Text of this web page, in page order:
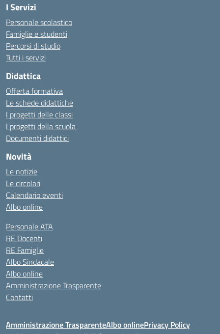
I Servizi
Personale scolastico
Famiglie e studenti
Percorsi di studio
Tutti i servizi
Didattica
Offerta formativa
Le schede didattiche
I progetti delle classi
I progetti della scuola
Documenti didattici
Novità
Le notizie
Le circolari
Calendario eventi
Albo online
Personale ATA
RE Docenti
RE Famiglie
Albo Sindacale
Albo online
Amministrazione Trasparente
Contatti
Amministrazione TrasparenteAlbo onlinePrivacy Policy